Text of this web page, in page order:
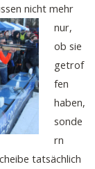
nicht mehr
nur,
ob sie
getrof
fen
haben,
sonde
rn
tatsächlich